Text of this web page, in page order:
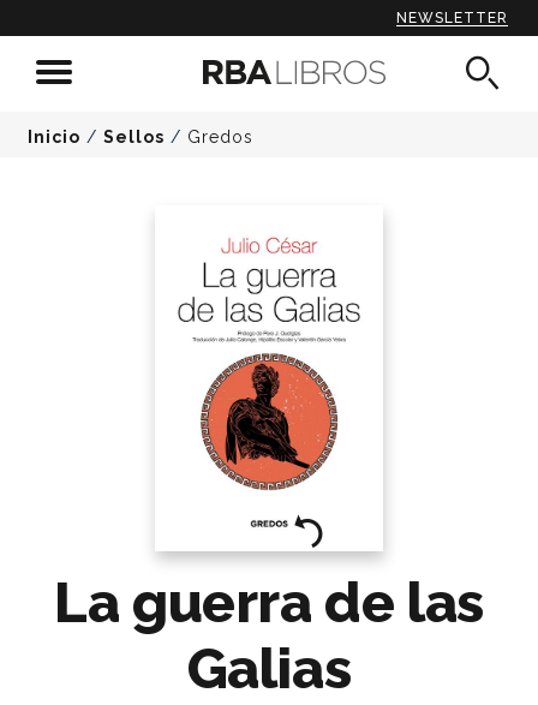
NEWSLETTER
Inicio / Sellos / Gredos
La guerra de las
Galias